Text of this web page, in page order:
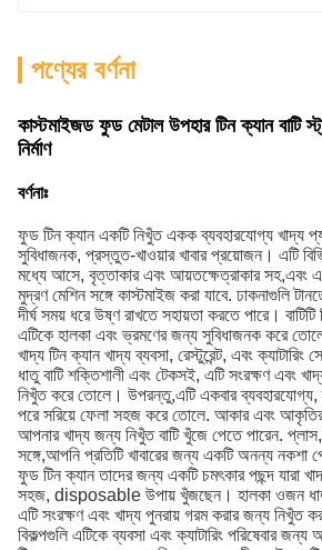
পণ্যের বর্ণনা
কাস্টমাইজড ফুড মেটাল উপহার টিন ক্যান বাটি
নির্মাণ
বর্ণনাঃ
ফুড টিন ক্যান একটি নিখুঁত একক ব্যবহারযোগ্য খাদ্য
সুবিধাজনক, প্রস্তুত-খাওয়ার খাবার প্রয়োজন। এটি
মধ্যে আসে, বৃত্তাকার এবং আয়তক্ষেত্রাকার সহ,এবং
মুদ্রণ মেশিন সঙ্গে কাস্টমাইজ করা যাবে. ঢাকনাগুলি
দীর্ঘ সময় ধরে উষ্ণ রাখতে সহায়তা করতে পারে। বাটিটি
এটিকে হালকা এবং ভ্রমণের জন্য সুবিধাজনক করে
খাদ্য টিন ক্যান খাদ্য ব্যবসা, রেস্টুরেন্ট, এবং
ধাতু বাটি শক্তিশালী এবং টেকসই, এটি সংরক্ষণ এবং
নিখুঁত করে তোলে। উপরন্তু,এটি একবার ব্যবহারযোগ্য,
পরে সরিয়ে ফেলা সহজ করে তোলে. আকার এবং
আপনার খাদ্য জন্য নিখুঁত বাটি খুঁজে পেতে পারেন.
সঙ্গে,আপনি প্রতিটি খাবারের জন্য একটি অনন্য নকশা
ফুড টিন ক্যান তাদের জন্য একটি চমৎকার পছন্দ যারা
সহজ, disposable উপায় খুঁজছেন। হালকা ওজন
এটি সংরক্ষণ এবং খাদ্য পুনরায় গরম করার জন্য নিখুঁত
বিকল্পগুলি এটিকে ব্যবসা এবং ক্যাটারিং পরিষেবার